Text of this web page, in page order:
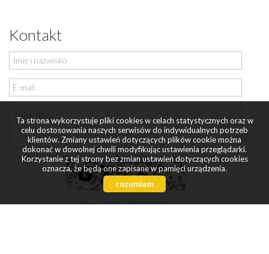
Kontakt
Ta strona wykorzystuje pliki cookies w celach statystycznych oraz w
celu dostosowania naszych serwisów do indywidualnych potrzeb
klientów. Zmiany ustawień dotyczących plików cookie można
dokonać w dowolnej chwili modyfikując ustawienia przeglądarki.
Korzystanie z tej strony bez zmian ustawień dotyczących cookies
oznacza, że będą one zapisane w pamięci urządzenia.
rozumiem